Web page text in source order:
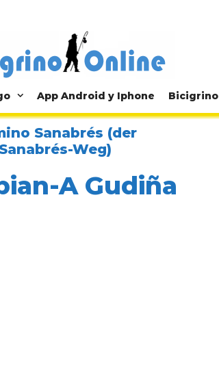
App Android y Iphone Bicigrino
Sanabrés (der
Sanabrés-Weg)
A Gudiña